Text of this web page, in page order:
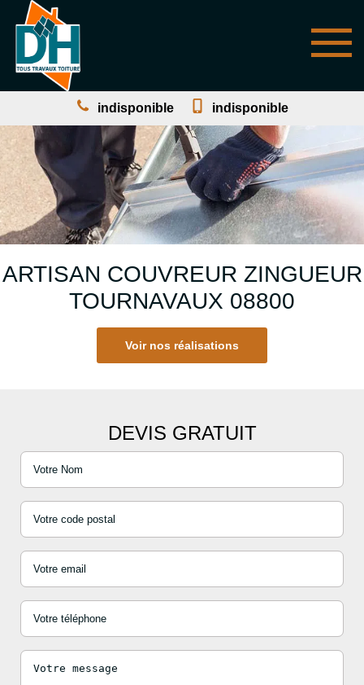
indisponible indisponible
ARTISAN COUVREUR ZINGUEUR
TOURNAVAUX 08800
Voir nos réalisations
DEVIS GRATUIT